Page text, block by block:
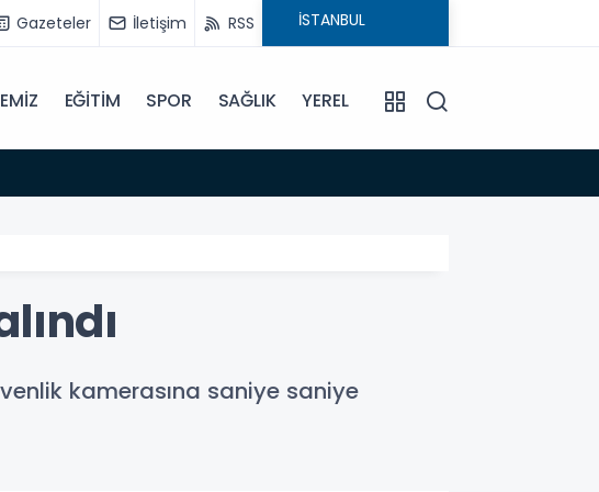
Gazeteler İletişim RSS
EĞİTİM SPOR SAĞLIK YEREL
kamerasına saniye saniye